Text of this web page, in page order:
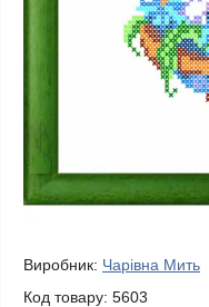
Виробник: Чарівна Мить
Код товару: 5603